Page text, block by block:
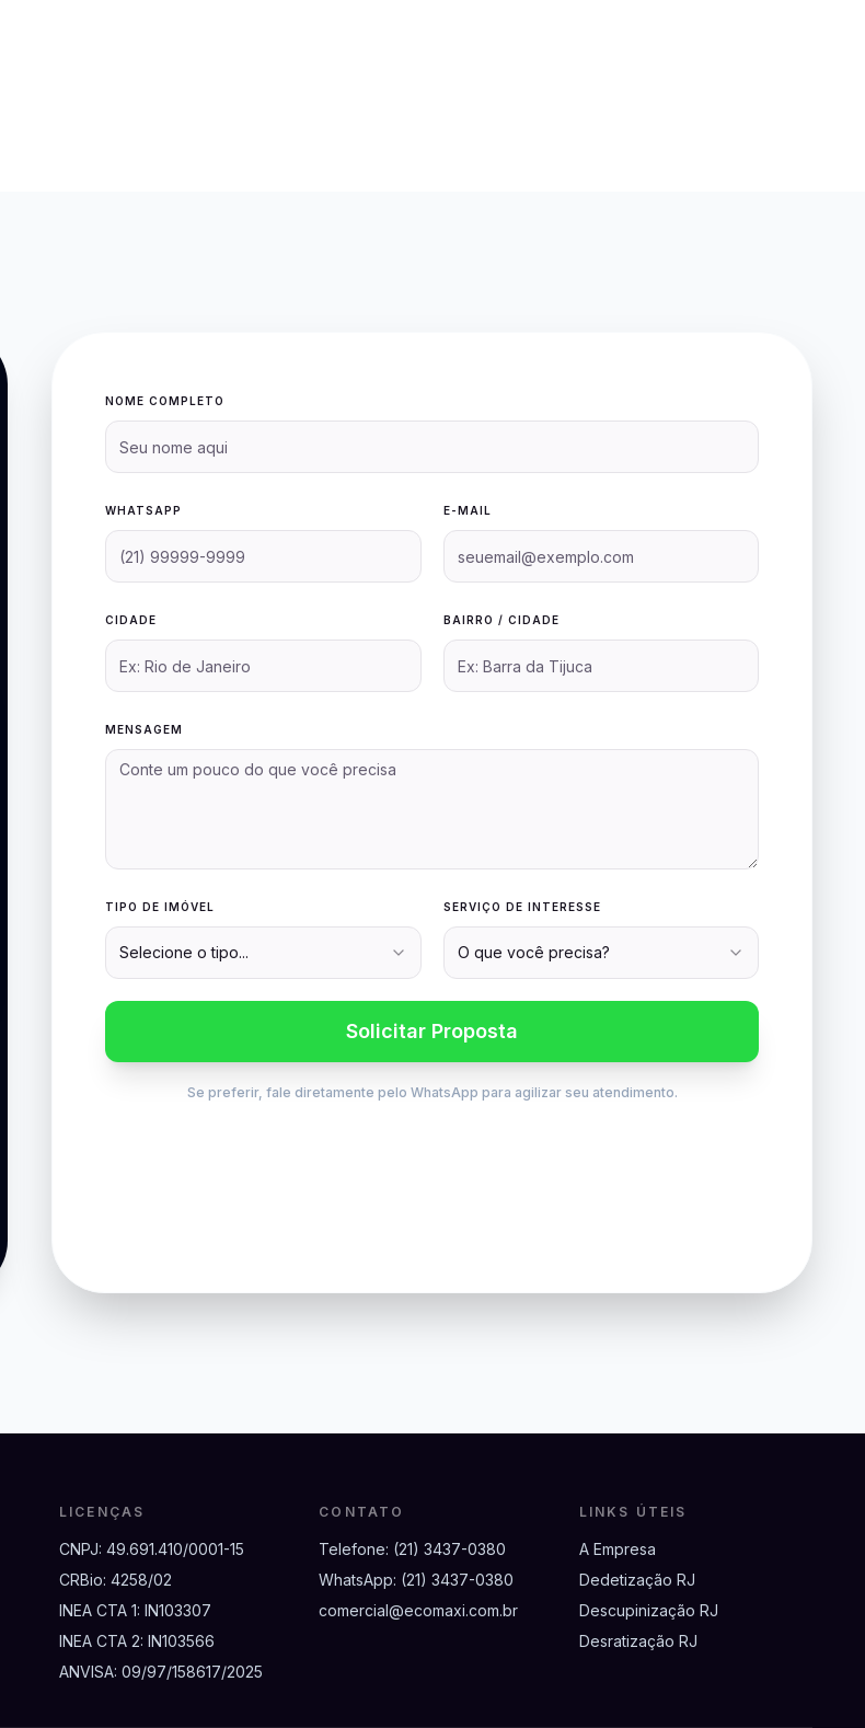
NOME COMPLETO
WHATSAPP E-MAIL
CIDADE BAIRRO / CIDADE
MENSAGEM
TIPO DE IMÓVEL
Selecione o tipo...
SERVIÇO DE INTERESSE
O que você precisa?
Solicitar Proposta
Se preferir, fale diretamente pelo WhatsApp para agilizar seu atendimento.
LICENÇAS
CNPJ: 49.691.410/0001-15
CRBio: 4258/02
INEA CTA 1: IN103307
INEA CTA 2: IN103566
ANVISA: 09/97/158617/2025
CONTATO
Telefone: (21) 3437-0380
WhatsApp: (21) 3437-0380
comercial@ecomaxi.com.br
LINKS ÚTEIS
A Empresa
Dedetização RJ
Descupinização RJ
Desratização RJ